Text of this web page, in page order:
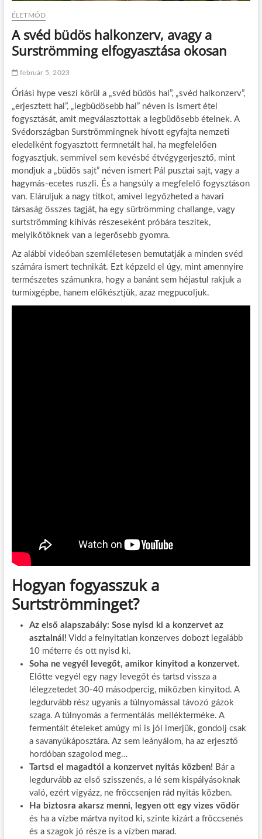
ÉLETMÓD
A svéd büdös halkonzerv, avagy a
Surströmming elfogyasztása okosan
február 5, 2023
Óriási hype veszi körül a „svéd büdös hal”, „svéd halkonzerv”,
„erjesztett hal”, „legbüdösebb hal” néven is ismert étel
fogysztását, amit megválasztottak a legbüdösebb ételnek. A
Svédországban Surströmmingnek hívott egyfajta nemzeti
eledelként fogyasztott fermnetált hal, ha megfelelően
fogyasztjuk, semmivel sem kevésbé étvégygerjesztő, mint
mondjuk a „büdös sajt” néven ismert Pál pusztai sajt, vagy a
hagymás-ecetes ruszli. És a hangsúly a megfelelő fogysztáson
van. Eláruljuk a nagy titkot, amivel legyőzheted a havari
társaság összes tagját, ha egy sürtrömming challange, vagy
surtströmming kihívás részeseként próbára teszitek,
melyikőtöknek van a legerősebb gyomra.
Az alábbi videóban szemléletesen bemutatják a minden svéd
számára ismert technikát. Ezt képzeld el úgy, mint amennyire
természetes számunkra, hogy a banánt sem héjastul rakjuk a
turmixgépbe, hanem előkésztjük, azaz megpucoljuk.
Hogyan fogyasszuk a
Surtströmminget?
Az első alapszabály: Sose nyisd ki a konzervet az
asztalnál! Vidd a felnyitatlan konzerves dobozt legalább
10 méterre és ott nyisd ki.
Soha ne vegyél levegőt, amikor kinyitod a konzervet.
Előtte vegyél egy nagy levegőt és tartsd vissza a
lélegzetedet 30-40 másodpercig, miközben kinyitod. A
legdurvább rész ugyanis a túlnyomással távozó gázok
szaga. A túlnyomás a fermentálás mellékterméke. A
fermentált ételeket amúgy mi is jól imerjük, gondolj csak
a savanyúkáposztára. Az sem leányálom, ha az erjesztő
hordóban szagolod meg…
Tartsd el magadtól a konzervet nyitás közben! Bár a
legdurvább az első szisszenés, a lé sem kispályásoknak
való, ezért vigyázz, ne fröccsenjen rád nyitás közben.
Ha biztosra akarsz menni, legyen ott egy vizes vödör
és ha a vízbe mártva nyitod ki, szinte kizárt a fröccsenés
és a szagok jó része is a vízben marad.